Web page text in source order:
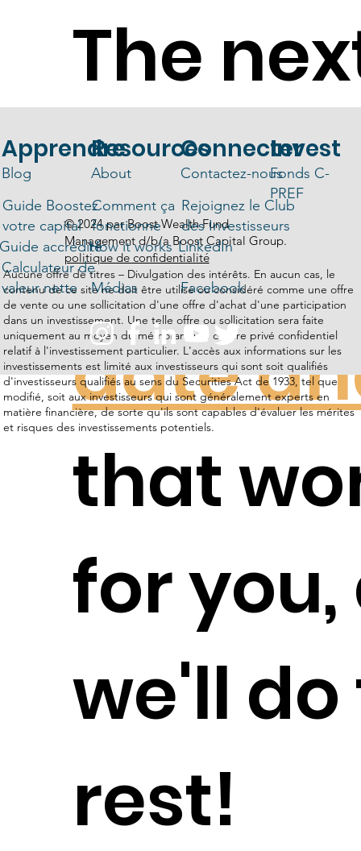
The
just a
away:
date
that
for
we'll
rest!
© 2024 par Boost Wealth Fund
Management d/b/a Boost Capital Group.
politique de confidentialité
Aucune offre de titres – Divulgation des intérêts. En aucun cas, le
contenu de ce site ne doit être utilisé ou considéré comme une offre
de vente ou une sollicitation d'une offre d'achat d'une participation
dans un investissement. Une telle offre ou sollicitation sera faite
uniquement au moyen du mémorandum d'offre privé confidentiel
relatif à l'investissement particulier. L'accès aux informations sur les
investissements est limité aux investisseurs qui sont soit qualifiés
d'investisseurs qualifiés au sens du Securities Act de 1933, tel que
modifié, soit aux investisseurs qui sont généralement experts en
matière financière, de sorte qu'ils sont capables d'évaluer les mérites
et risques des investissements potentiels.
Apprendre
Blog
Guide Boostez
votre capital
accrédité
Calculateur de
valeur nette
Resources
About
Comment ça
fonctionne
How it works
Médias
Connecter
Contactez-nous
Rejoignez le Club
des Investisseurs
LinkedIn
Facebook
Invest
Fonds C-
PREF